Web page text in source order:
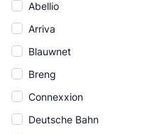
Abellio
Arriva
Blauwnet
Breng
Connexxion
Deutsche Bahn